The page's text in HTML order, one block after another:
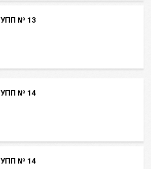
УПП № 13
УПП № 14
УПП № 14